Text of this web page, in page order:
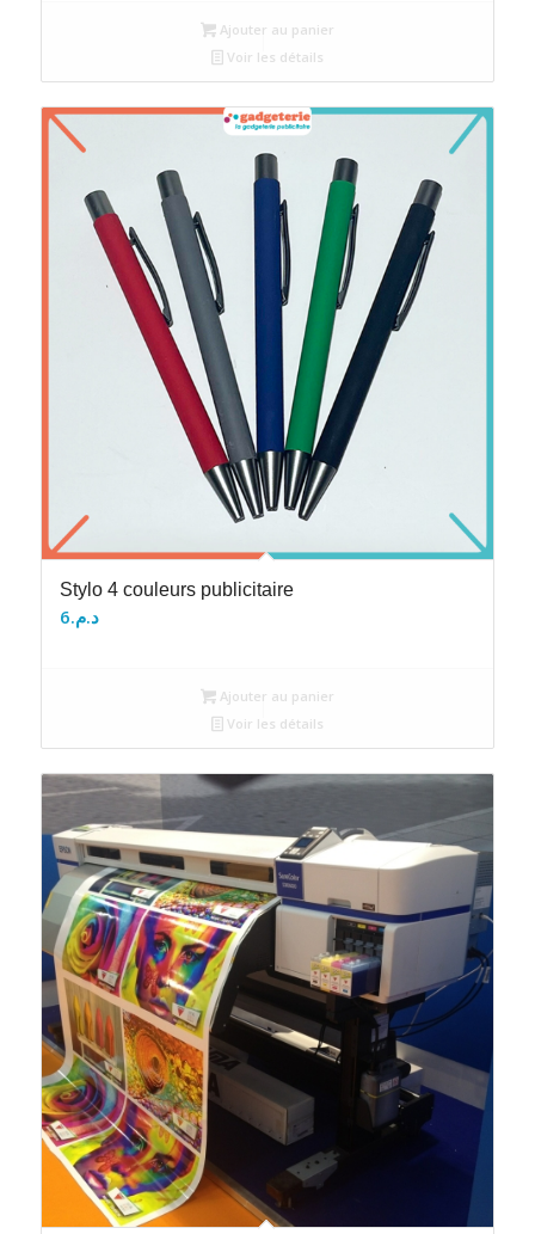
Ajouter au panier
Voir les détails
Stylo 4 couleurs publicitaire
د.م.6
Ajouter au panier
Voir les détails